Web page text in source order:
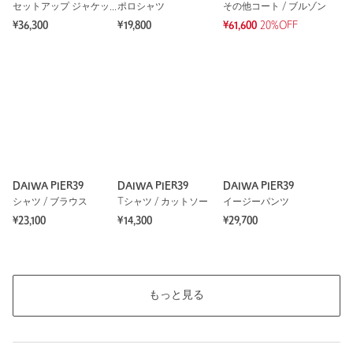
※レビューは、個人の主観による感想・体感によるもので、商品の効果や性
セットアップ ジャケット
¥36,300
ポロシャツ
¥19,800
その他コート / ブルゾン
¥61,600 20%OFF
DAIWA PIER39
シャツ / ブラウス
¥23,100
DAIWA PIER39
Tシャツ / カットソー
¥14,300
DAIWA PIER39
イージーパンツ
¥29,700
もっと見る